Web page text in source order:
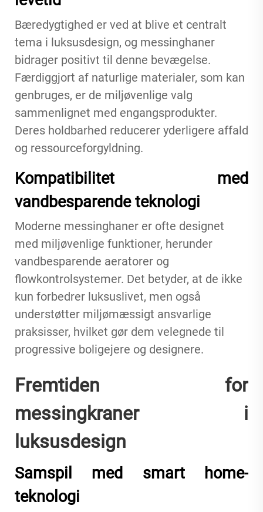
Bæredygtighed er ved at blive et centralt
tema i luksusdesign, og messinghaner
bidrager positivt til denne bevægelse.
Færdiggjort af naturlige materialer, som kan
genbruges, er de miljøvenlige valg
sammenlignet med engangsprodukter.
Deres holdbarhed reducerer yderligere affald
og ressourceforgyldning.
Kompatibilitet med
vandbesparende teknologi
Moderne messinghaner er ofte designet
med miljøvenlige funktioner, herunder
vandbesparende aeratorer og
flowkontrolsystemer. Det betyder, at de ikke
kun forbedrer luksuslivet, men også
understøtter miljømæssigt ansvarlige
praksisser, hvilket gør dem velegnede til
progressive boligejere og designere.
Fremtiden for
messingkraner i
luksusdesign
Samspil med smart home-
teknologi